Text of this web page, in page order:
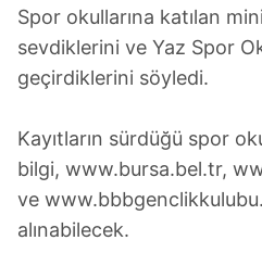
Spor okullarına katılan
sevdiklerini ve Yaz Spor
geçirdiklerini söyledi.
Kayıtların sürdüğü spor
bilgi, www.bursa.bel.tr,
ve
alınabilecek.